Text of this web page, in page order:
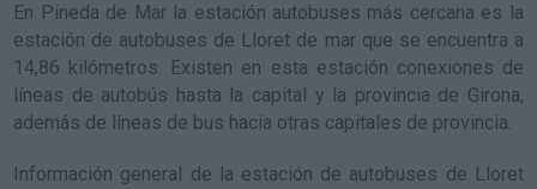
En Pineda de Mar la estación autobuses más cercana es la
estación de autobuses de Lloret de marque se encuentra a
14,86 kilómetros. Existen en esta estación conexiones de
líneas de autobús hasta la capital y la provincia de Girona,
además de líneas de bus hacia otras capitales de provincia.
Información general de la estación de autobuses de Lloret